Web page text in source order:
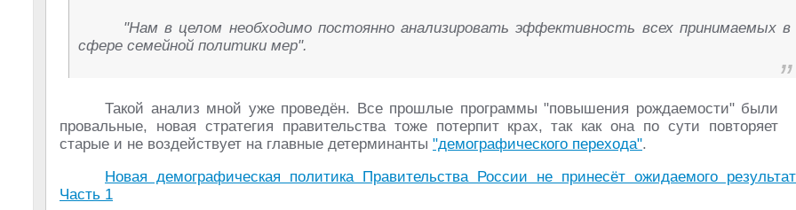
"Нам в целом необходимо постоянно анализировать эффективность всех принимаемых в
сфере семейной политики мер".
Такой анализ мной уже проведён. Все прошлые программы "повышения рождаемости" были
провальные, новая стратегия правительства тоже потерпит крах, так как она по сути повторяет
старые и не воздействует на главные детерминанты "демографического перехода".
Новая демографическая политика Правительства России не принесёт ожидаемого
Часть 1